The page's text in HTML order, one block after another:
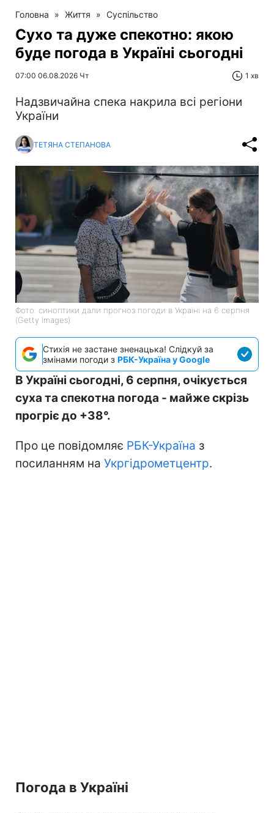
Головна » Життя » Суспільство
Сухо та дуже спекотно: якою
буде погода в Україні сьогодні
07:00 06.08.2026 Чт 1 хв
Надзвичайна спека накрила всі регіони
України
ТЕТЯНА СТЕПАНОВА
Фото: синоптики дали прогноз погоди в Україні на 6 серпня
(Getty Images)
Стихія не застане зненацька! Слідкуй за
змінами погоди з РБК-Україна у Google
В Україні сьогодні, 6 серпня, очікується
суха та спекотна погода - майже скрізь
прогріє до +38°.
Про це повідомляє РБК-Україна з
посиланням на Укргідрометцентр.
Погода в Україні